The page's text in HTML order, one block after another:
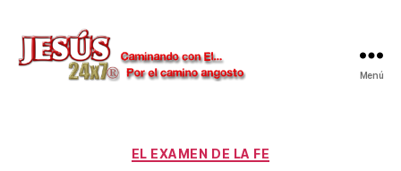
Menú
Categorías
EL EXAMEN DE LA FE